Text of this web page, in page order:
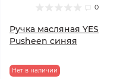
0
Ручка масляная YES
Pusheen синяя
Нет в наличии